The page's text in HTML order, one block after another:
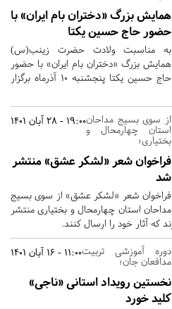
همایش بزرگ «دختران بام ایران» با
حضور حاج حسین یکتا
به مناسبت ولادت حضرت زینب(س)
همایش بزرگ «دختران بام ایران» با حضور
حاج حسین یکتا پنجشنبه 10 آذرماه برگزار
19:00 - 28 آبان 1401از سوی بسیج مداحان
استان چهارمحال و
بختیاری؛
فراخوان شعر «لشکر عشق» منتشر
شد
فراخوان شعر «لشکر عشق» از سوی بسیج
مداحان استان چهارمحال و بختیاری منتشر
11:00 - 16 آبان 1401دوره آموزشی تربیت
مدافعان جان؛
نخستین رویداد استانی «ناجی»
کلید خورد